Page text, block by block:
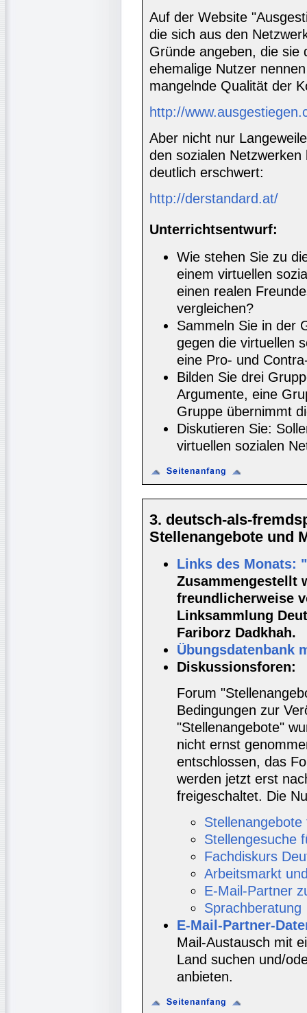
Auf der Website
die sich aus den
Gründe angeben, die sie
ehemalige Nutzer
mangelnde Qualität der
http://
Aber nicht nur
den sozialen
deutlich erschwert:
http://derstandard.at/
Unterrichtsentwurf:
Wie stehen Sie zu
einem virtuellen
einen realen
vergleichen?
Sammeln Sie in der
gegen die virtuellen
eine Pro- und
Bilden Sie drei
Argumente, eine
Gruppe übernimmt
Diskutieren Sie:
virtuellen sozialen
3. deutsch-als-
Stellenangebote und
Links des Monats:
Zusammengestellt
freundlicherweise
Linksammlung
Fariborz Dadkhah.
Übungsdatenbank
Diskussionsforen:
Forum
Bedingungen zur
"Stellenangebote"
nicht ernst
entschlossen, das
werden jetzt erst
freigeschaltet. Die
Stellengesuche
Fachdiskurs
Arbeitsmarkt
E-Mail-Partner
Sprachberatung
E-Mail-Partner-
Mail-Austausch mit
Land suchen und/
anbieten.